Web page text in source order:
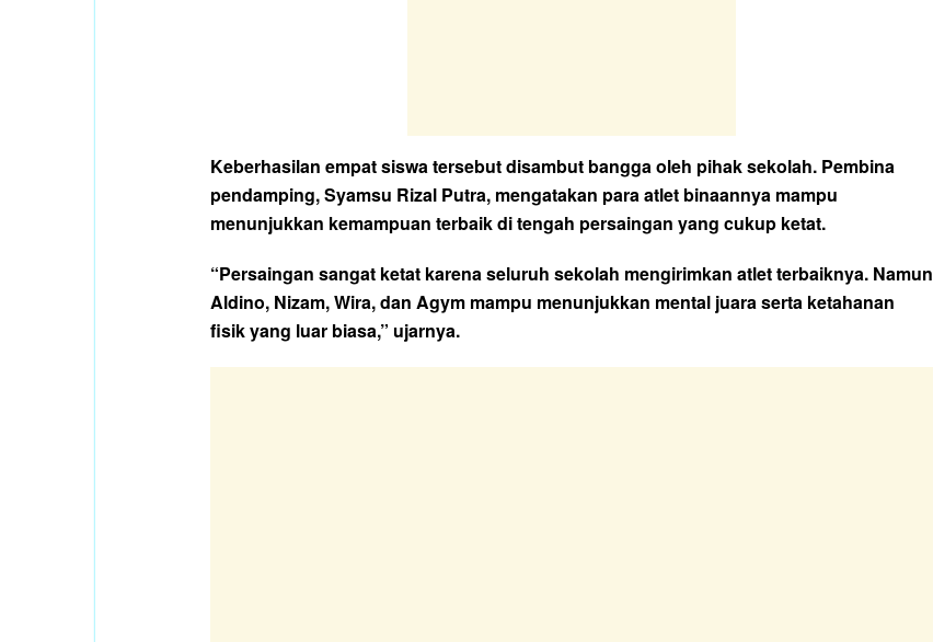
Keberhasilan empat siswa tersebut disambut bangga oleh pihak sekolah. Pembina
pendamping, Syamsu Rizal Putra, mengatakan para atlet binaannya mampu
menunjukkan kemampuan terbaik di tengah persaingan yang cukup ketat.
“Persaingan sangat ketat karena seluruh sekolah mengirimkan atlet terbaiknya. Namun
Aldino, Nizam, Wira, dan Agym mampu menunjukkan mental juara serta ketahanan
fisik yang luar biasa,” ujarnya.